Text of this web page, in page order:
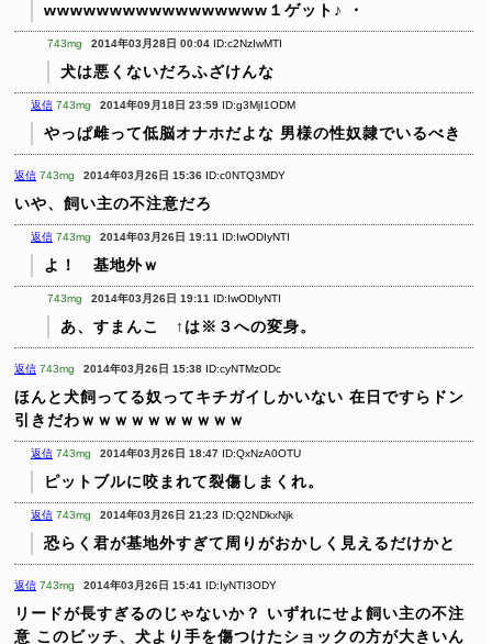
wwwwwwwwwwwwwwwww１ゲット♪
・
743mg 2014年03月28日 00:04 ID:c2NzIwMTI
犬は悪くないだろふざけんな
返信 743mg 2014年09月18日 23:59 ID:g3MjI1ODM
やっぱ雌って低脳オナホだよな 男様の性奴隷でいるべき
返信 743mg 2014年03月26日 15:36 ID:c0NTQ3MDY
いや、飼い主の不注意だろ
返信 743mg 2014年03月26日 19:11 ID:IwODIyNTI
よ！ 基地外ｗ
743mg 2014年03月26日 19:11 ID:IwODIyNTI
あ、すまんこ ↑は※３への変身。
返信 743mg 2014年03月26日 15:38 ID:cyNTMzODc
ほんと犬飼ってる奴ってキチガイしかいない 在日ですらドン
引きだわｗｗｗｗｗｗｗｗｗｗ
返信 743mg 2014年03月26日 18:47 ID:QxNzA0OTU
ピットブルに咬まれて裂傷しまくれ。
返信 743mg 2014年03月26日 21:23 ID:Q2NDkxNjk
恐らく君が基地外すぎて周りがおかしく見えるだけかと
返信 743mg 2014年03月26日 15:41 ID:IyNTI3ODY
リードが長すぎるのじゃないか？
いずれにせよ飼い主の不注
意 このビッチ、犬より手を傷つけたショックの方が大きいん